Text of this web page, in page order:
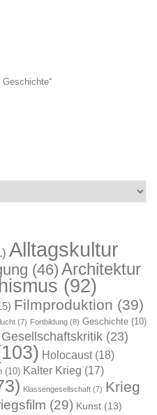
Alltagskultur
(46) Architektur
(92)
Filmproduktion (39)
(7) Fortbildung (8) Geschichte (10)
Gesellschaftskritik (23)
Holocaust(18)
(10) Kalter Krieg (17)
Klassengesellschaft (7) Krieg
(29) Kunst (13)